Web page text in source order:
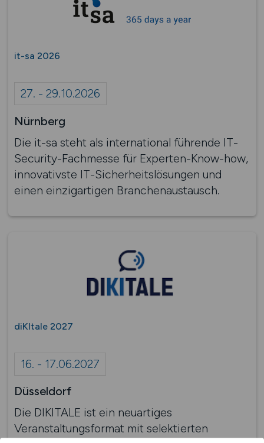
it-sa 2026
27. - 29.10.2026
Nürnberg
Die it-sa steht als international führende IT-
Security-Fachmesse für Experten-Know-how,
innovativste IT-Sicherheitslösungen und
einen einzigartigen Branchenaustausch.
diKItale 2027
16. - 17.06.2027
Düsseldorf
Die DIKITALE ist ein neuartiges
Veranstaltungsformat mit selektierten